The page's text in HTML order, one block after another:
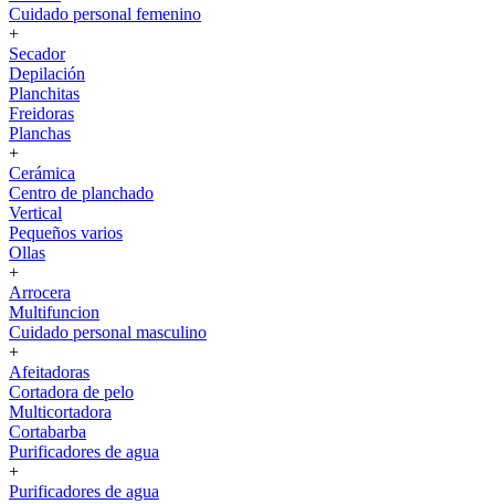
Cuidado personal femenino
+
Secador
Depilación
Planchitas
Freidoras
Planchas
+
Cerámica
Centro de planchado
Vertical
Pequeños varios
Ollas
+
Arrocera
Multifuncion
Cuidado personal masculino
+
Afeitadoras
Cortadora de pelo
Multicortadora
Cortabarba
Purificadores de agua
+
Purificadores de agua